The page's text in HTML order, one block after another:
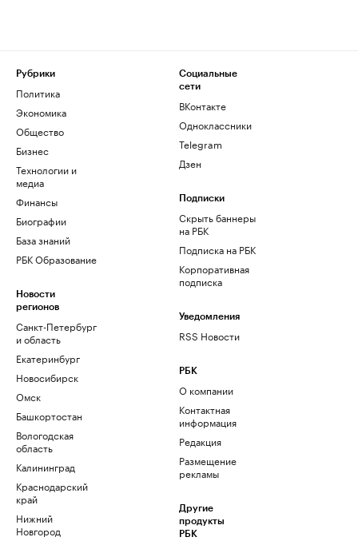
Рубрики
Политика
Экономика
Общество
Бизнес
Технологии и
медиа
Финансы
Биографии
База знаний
РБК Образование
Новости
регионов
Санкт-Петербург
и область
Екатеринбург
Новосибирск
Омск
Башкортостан
Вологодская
область
Калининград
Краснодарский
край
Нижний
Новгород
Социальные
сети
ВКонтакте
Одноклассники
Telegram
Дзен
Подписки
Скрыть баннеры
на РБК
Подписка на РБК
Корпоративная
подписка
Уведомления
RSS Новости
РБК
О компании
Контактная
информация
Редакция
Размещение
рекламы
Другие
продукты
РБК